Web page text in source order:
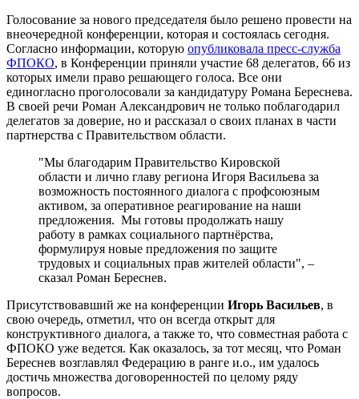
Голосование за нового председателя было решено провести на
внеочередной конференции, которая и состоялась сегодня.
Согласно информации, которую опубликовала пресс-служба
ФПОКО, в Конференции приняли участие 68 делегатов, 66 из
которых имели право решающего голоса. Все они
единогласно проголосовали за кандидатуру Романа Береснева.
В своей речи Роман Александрович не только поблагодарил
делегатов за доверие, но и рассказал о своих планах в части
партнерства с Правительством области.
"Мы благодарим Правительство Кировской
области и лично главу региона Игоря Васильева за
возможность постоянного диалога с профсоюзным
активом, за оперативное реагирование на наши
предложения. Мы готовы продолжать нашу
работу в рамках социального партнёрства,
формулируя новые предложения по защите
трудовых и социальных прав жителей области", –
сказал Роман Береснев.
Присутствовавший же на конференции Игорь Васильев, в
свою очередь, отметил, что он всегда открыт для
конструктивного диалога, а также то, что совместная работа с
ФПОКО уже ведется. Как оказалось, за тот месяц, что Роман
Береснев возглавлял Федерацию в ранге и.о., им удалось
достичь множества договоренностей по целому ряду
вопросов.